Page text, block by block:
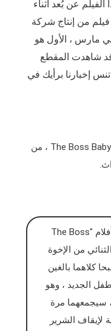
الفيلم عن بُعد أثناء
فيلم من إنتاج شركة
مارس ، الأول هو
قد شاهدت المقطع
تنس إخبارنا برأيك في
نينجا أطفال في The Boss Baby: Family Business ، من
إنها الدفعة الثانية من سلسلة أفلام "The Boss
من الإخوة
كلاهما بالغين
الجديد ، وهو
، سيجمعهما مرة
لإيقاف الشرير